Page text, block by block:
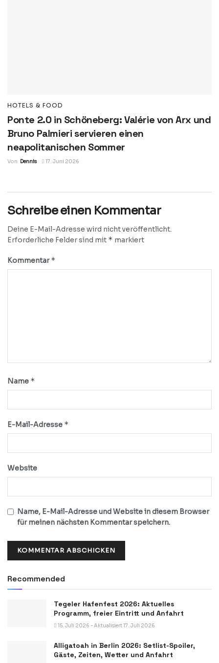
HOTELS & FOOD
Ponte 2.0 in Schöneberg: Valérie von Arx und
Bruno Palmieri servieren einen
neapolitanischen Sommer
Von Dennis 17. Juni 2026
Schreibe einen Kommentar
Deine E-Mail-Adresse wird nicht veröffentlicht.
Erforderliche Felder sind mit * markiert
Kommentar*
Name *
E-Mail-Adresse *
Website
Name, E-Mail-Adresse und Website in diesem Browser
für meinen nächsten Kommentar speichern.
Recommended
Tegeler Hafenfest 2026: Aktuelles
Programm, freier Eintritt und Anfahrt
15. Juli 2026 - Aktualisiert 17. Juli 2026
Alligatoah in Berlin 2026: Setlist-Spoiler,
Gäste, Zeiten, Wetter und Anfahrt